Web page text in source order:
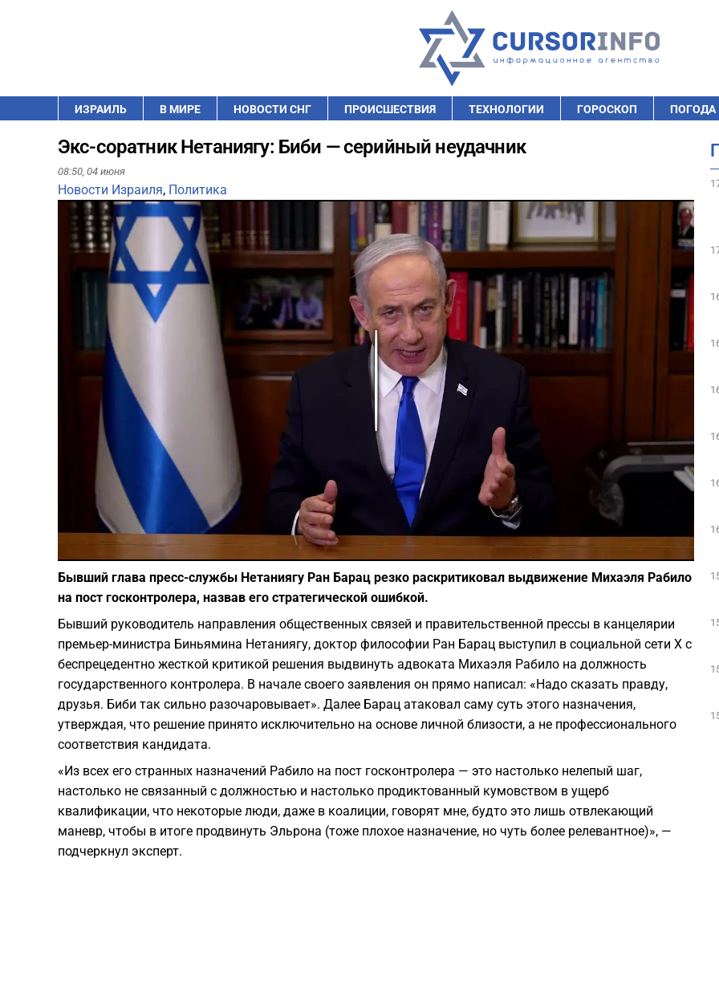
ИЗРАИЛЬ В МИРЕ НОВОСТИ СНГ ПРОИСШЕСТВИЯ ТЕХНОЛОГИИ ГОРОСКОП ПОГОДА
Экс-соратник Нетаниягу: Биби — серийный неудачник
08:50, 04 июня
Новости Израиля, Политика
Play
Фото: скриншот из Youtube
Бывший глава пресс-службы Нетаниягу Ран Барац резко раскритиковал выдвижение Михаэля Рабило
на пост госконтролера, назвав его стратегической ошибкой.
Бывший руководитель направления общественных связей и правительственной прессы в канцелярии
премьер-министра Биньямина Нетаниягу, доктор философии Ран Барац выступил в социальной сети X с
беспрецедентно жесткой критикой решения выдвинуть адвоката Михаэля Рабило на должность
государственного контролера. В начале своего заявления он прямо написал: «Надо сказать правду,
друзья. Биби так сильно разочаровывает». Далее Барац атаковал саму суть этого назначения,
утверждая, что решение принято исключительно на основе личной близости, а не профессионального
соответствия кандидата.
«Из всех его странных назначений Рабило на пост госконтролера — это настолько нелепый шаг,
настолько не связанный с должностью и настолько продиктованный кумовством в ущерб
квалификации, что некоторые люди, даже в коалиции, говорят мне, будто это лишь отвлекающий
маневр, чтобы в итоге продвинуть Эльрона (тоже плохое назначение, но чуть более релевантное)», —
подчеркнул эксперт.